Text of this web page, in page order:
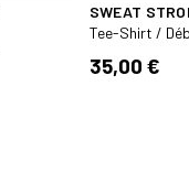
SWEAT
Tee-Shirt /
35,00 €